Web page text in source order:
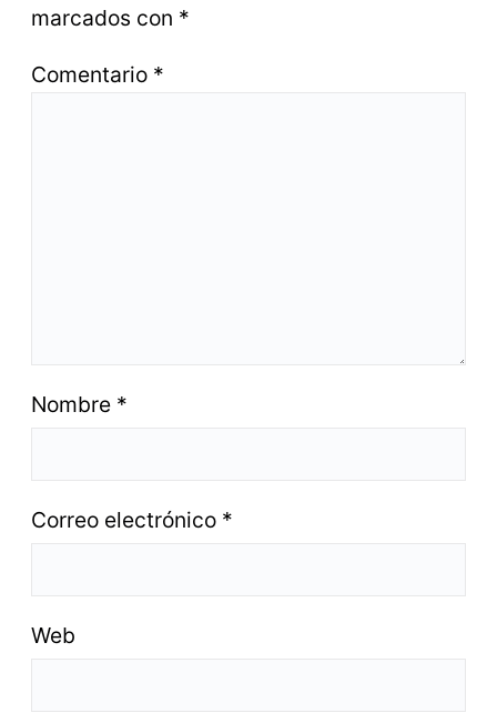
marcados con *
Comentario *
Nombre *
Correo electrónico *
Web